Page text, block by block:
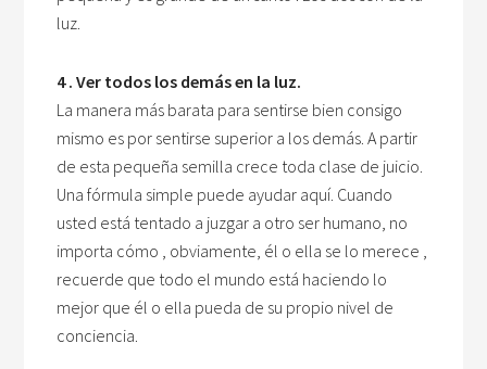
luz.
4 . Ver todos los demás en la luz.
La manera más barata para sentirse bien consigo
mismo es por sentirse superior a los demás. A partir
de esta pequeña semilla crece toda clase de juicio.
Una fórmula simple puede ayudar aquí. Cuando
usted está tentado a juzgar a otro ser humano, no
importa cómo , obviamente, él o ella se lo merece ,
recuerde que todo el mundo está haciendo lo
mejor que él o ella pueda de su propio nivel de
conciencia.